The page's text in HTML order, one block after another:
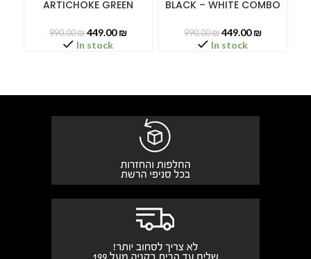
ARTICHOKE GREEN
990.00₪ 449.00₪
In stock
BLACK – WHITE COMBO
990.00₪ 449.00₪
In stock